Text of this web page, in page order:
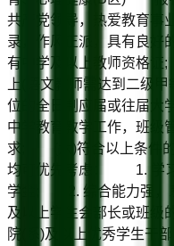
共产党领导，热爱教育事
录，作风正派，具有良
有中学及以上教师资格
上(语文教师需达到二级
位的全日制应届或往届
中学教育教学工作，班级
求; (六)符合以上条件的
均可优先考虑： 1. 学习
学金; 2. 综合能力强，系
及以上学生会部长或班
院(系)及以上优秀学生